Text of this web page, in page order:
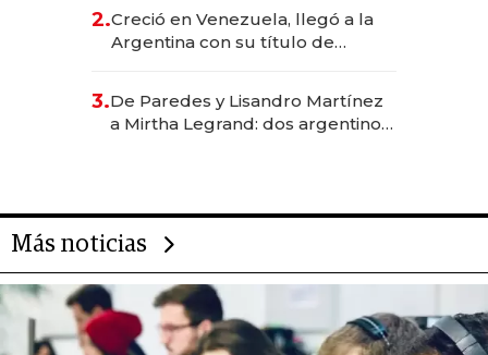
2.Creció en Venezuela, llegó a la
Argentina con su título de
las marcas "fast premium"
3.De Paredes y Lisandro Martínez
a Mirtha Legrand: dos argentinos
Más noticias